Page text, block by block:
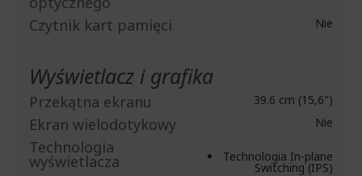
Czytnik kart pamięci Nie
Wyświetlacz i grafika
Przekątna ekranu 39.6 cm (15,6")
Ekran wielodotykowy Nie
Technologia
wyświetlacza Technologia In-plane
Switching (IPS)